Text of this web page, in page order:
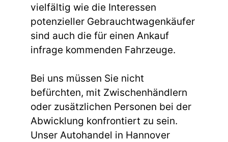
vielfältig wie die Interessen
potenzieller Gebrauchtwagenkäufer
sind auch die für einen Ankauf
infrage kommenden Fahrzeuge.
Bei uns müssen Sie nicht
befürchten, mit Zwischenhändlern
oder zusätzlichen Personen bei der
Abwicklung konfrontiert zu sein.
Unser Autohandel in Hannover